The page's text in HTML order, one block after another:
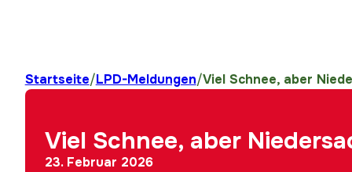
Startseite/LPD-Meldungen/Viel Schnee, aber
Viel Schnee, aber
23. Februar 2026